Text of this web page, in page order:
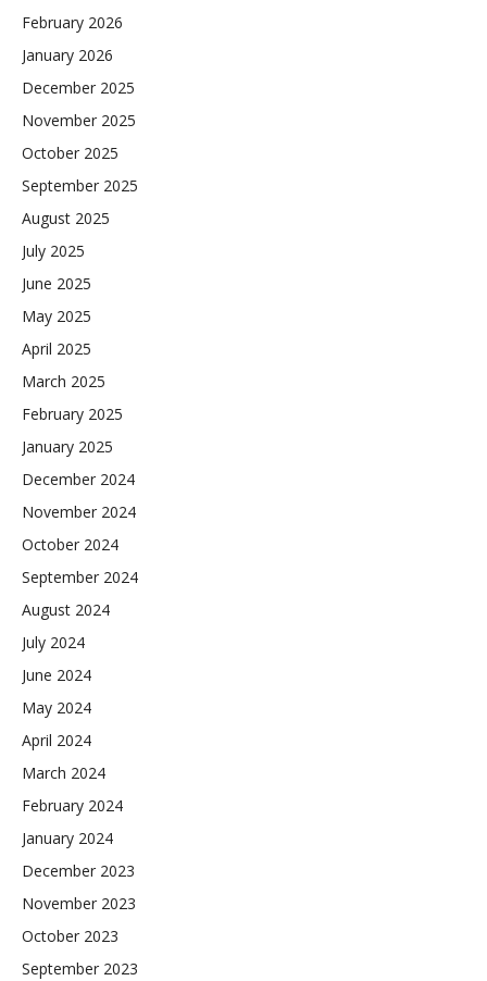
February 2026
January 2026
December 2025
November 2025
October 2025
September 2025
August 2025
July 2025
June 2025
May 2025
April 2025
March 2025
February 2025
January 2025
December 2024
November 2024
October 2024
September 2024
August 2024
July 2024
June 2024
May 2024
April 2024
March 2024
February 2024
January 2024
December 2023
November 2023
October 2023
September 2023